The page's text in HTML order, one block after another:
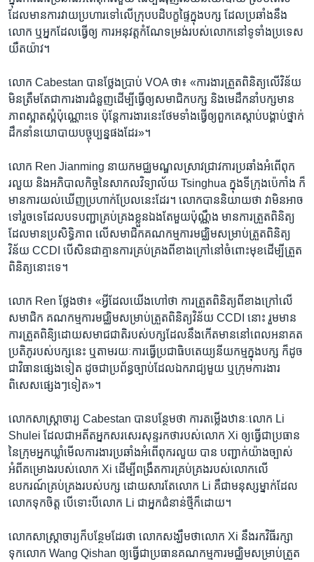
ដែល​មាន​ការ​វាយ​ប្រហារ​ទៅ​លើ​ក្រុប​បដិបក្ខ​ផ្ទៃ​ក្នុង​បក្ស​ ដែល​ប្រឆាំង​នឹង​
លោក​ ឬអ្នក​ដែល​ធ្វើ​ឲ្យ​ ​ការ​អនុវត្ត​កំណែ​ទម្រង់​របស់​លោក​នៅ​ទូ​ទាំង​ប្រទេស​
យឺតយ៉ាវ។
លោក​ Cabestan បាន​ថ្លែង​ប្រាប់​ VOA ថា៖ «ការ​ងារ​ត្រួត​ពិនិត្យ​លើ​វិន័យ​
មិន​ត្រឹម​តែ​ជា​ការងារ​ជំនួញ​ដើម្បី​ធ្វើឲ្យ​សមាជិក​បក្ស ​និង​មេដឹកនាំ​បក្ស​មាន​
ភាព​ស្អាត​ស្អំ​ប៉ុណ្ណោះ​ទេ ​ប៉ុន្តែ​ការងារ​នេះថែម​ទាំង​ធ្វើ​ឲ្យ​ពួក​គេ​ស្តាប់​បង្គាប់​ថ្នាក់​
ដឹកនាំ​នយោបាយ​បច្ចុប្បន្នផង​ដែរ»។
លោក Ren Jianming​ នាយក​មជ្ឈ​មណ្ឌល​ស្រាវ​ជ្រាវការ​ប្រឆាំង​អំពើ​ពុក​
រលួយ​ និង​អភិបាល​កិច្ច​នៃ​សាកល​វិទ្យាល័យ​ Tsinghua​ ក្នុង​ទីក្រុង​ប៉េកាំង​ ក៏​
មាន​ការ​យល់​ឃើញ​ប្រហាក់​ប្រែល​នេះ​ដែរ។ លោកបាន​និយាយ​ថា​ វា​មិន​អាច​
ទៅ​រួច​ទេ​ដែល​បទ​បញ្ជា​គ្រប់​គ្រង​ខ្លួន​ឯង​តែ​មួយប៉ុណ្ណឹង​ ​មានការត្រួត​ពិនិត្យ
ដែល​មាន​ប្រសិទ្ធិភាព​ ​លើ​សមាជិក​គណកម្មការ​មជ្ឈិម​សម្រាប់​ត្រួត​ពិនិត្យ​
វិន័យ CCDI បើ​សិន​ជា​គ្មាន​ការ​គ្រប់​គ្រង​ពី​ខាង​ក្រៅ​នៅ​ចំពោះ​មុខដើម្បីត្រួត​
ពិនិត្យ​នោះ​ទេ​។
លោក Ren ថ្លែង​ថា៖​ «អ្វី​ដែល​យើងហៅ​ថា ការត្រួត​ពិនិត្យពី​ខាង​ក្រៅ​លើ​
សមាជិក​ គណកម្មការ​មជ្ឈិម​សម្រាប់​ត្រួត​ពិនិត្យ​វិន័យ​ CCDI នោះ ​រួម​មាន​
ការ​ត្រួត​ពិនិ្យ​ដោយ​សមាជ​ជាតិ​របស់​បក្ស​ដែល​នឹង​កើត​មាននៅ​ពេល​អនាគត
ប្រតិភូ​របស់​បក្ស​នេះ​ ឬ​តាម​រយៈ​ការ​ធ្វើ​ប្រជាធិបតេយ្យ​នីយកម្ម​ក្នុង​បក្ស​ ក៏​ដូច​
ជា​វិធាន​ផ្សេង​ទៀត​ ដូច​ជា​ប្រព័ន្ធ​ច្បាប់​ដែល​ឯក​រាជ្យ​មួយ ឬ​ក្រុម​ការងារ​
ពិសេស​ផ្សេងៗទៀត»។
លោក​សាស្ត្រាចារ្យ​ Cabestan​ បាន​បន្ថែម​ថា ការ​តម្លើង​ឋានៈ​លោក​ Li
Shulei​ ដែល​ជា​អតីត​អ្នក​សរសេរ​សុន្ទរកថា​របស់​លោក Xi ​ឲ្យ​ធ្វើ​ជា​ប្រធាន​
នៃ​ក្រុម​អ្នក​ឃ្លាំ​មើល​ការងារ​ប្រឆាំង​អំពើ​ពុករលួយ​ ​បាន បញ្ជាក់​យ៉ាង​ច្បាស់​
អំពី​គម្រោង​របស់​លោក​ Xi ​ដើម្បី​ពង្រឹត​ការ​គ្រប់​គ្រង​របស់​លោក​លើ​
ឧបករណ៍​គ្រប់​គ្រង​របស់​បក្ស​ ដោយ​សារ​តែ​លោក Li ​គឺ​ជា​មនុស្ស​ម្នាក់​ដែល​
លោក​ទុក​ចិត្ត​ ​បើ​ទោះ​បី​លោក Li ជា​អ្នក​ជំនាន់​ថ្មី​ក៏​ដោយ។
លោក​សាស្ត្រាចារ្យ​ក៏​បន្ថែម​ដែរ​ថា​ លោក​សង្ឃឹម​ថា​លោក​ Xi​ នឹង​រក​វិធី​រក្សា​
ទុក​លោក ​Wang Qishan​ ឲ្យធ្វើ​ជា​ប្រធាន​គណកម្មការ​មជ្ឈិម​សម្រាប់​ត្រួត​